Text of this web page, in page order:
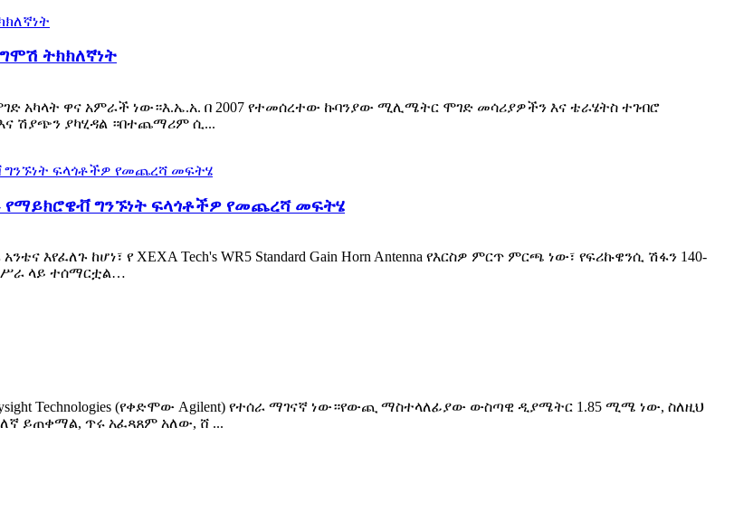
ትክክለኛነት
አካላት ዋና አምራች ነው።እ.ኤ.አ. በ 2007 የተመሰረተው ኩባንያው ሚሊሜትር ሞገድ መሳሪያዎችን እና ቴራሄትስ ተገብሮ
ሽያጭን ያካሂዳል ።በተጨማሪም ሲ...
– የማይክሮዌቭ ግንኙነት ፍላጎቶችዎ የመጨረሻ መፍትሄ
ከሆነ፣ የ XEXA Tech's WR5 Standard Gain Horn Antenna የእርስዎ ምርጥ ምርጫ ነው፣ የፍሪኩዌንሲ ሽፋን 140-
ሥራ ላይ ተሰማርቷል…
Technologies (የቀድሞው Agilent) የተሰራ ማገናኛ ነው።የውጪ ማስተላለፊያው ውስጣዊ ዲያሜትር 1.85 ሚሜ ነው, ስለዚህ
ይጠቀማል, ጥሩ አፈጻጸም አለው, ሸ ...